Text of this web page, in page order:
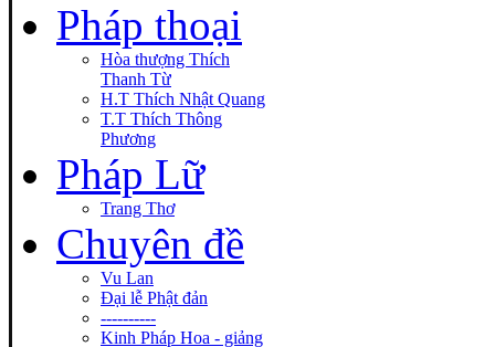
Pháp thoại
Hòa thượng Thích
Thanh Từ
H.T Thích Nhật Quang
T.T Thích Thông
Phương
Pháp Lữ
Trang Thơ
Chuyên đề
Vu Lan
Đại lễ Phật đản
----------
Kinh Pháp Hoa - giảng